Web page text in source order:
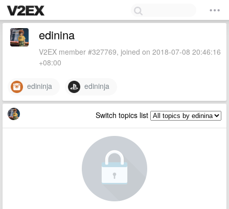
edinina
V2EX member #327769, joined on 2018-07-08 20:46:16
+08:00
edininja edininja
Switch topics list